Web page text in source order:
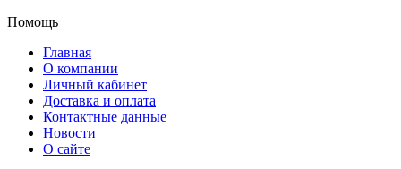
Помощь
Главная
О компании
Личный кабинет
Доставка и оплата
Контактные данные
Новости
О сайте